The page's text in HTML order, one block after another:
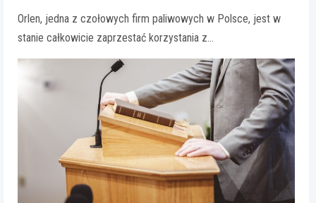
Orlen, jedna z czołowych firm paliwowych w Polsce, jest w
stanie całkowicie zaprzestać korzystania z…